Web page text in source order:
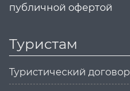
публичной офертой
Туристам
Туристический договор